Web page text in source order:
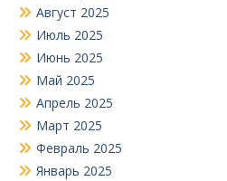
Август 2025
Июль 2025
Июнь 2025
Май 2025
Апрель 2025
Март 2025
Февраль 2025
Январь 2025